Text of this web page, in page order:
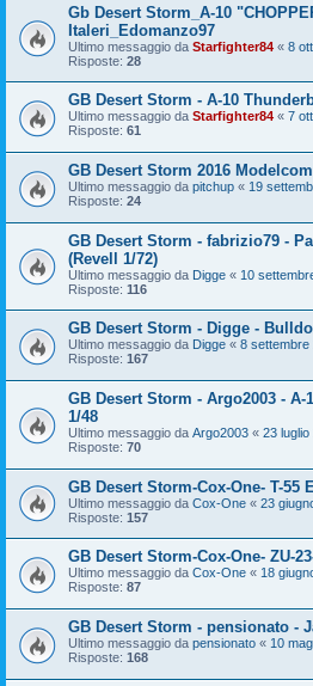
Gb Desert Storm_A-10
Italeri_Edomanzo97
Ultimo messaggio da Starfighter84 « 8
Risposte: 28
GB Desert Storm - A-10
Ultimo messaggio da Starfighter84 « 7
Risposte: 61
GB Desert Storm 2016
Ultimo messaggio da pitchup « 19
Risposte: 24
GB Desert Storm - fabrizio79 -
(Revell 1/72)
Ultimo messaggio da Digge « 10
Risposte: 116
GB Desert Storm - Digge -
Ultimo messaggio da Digge « 8 settembre
Risposte: 167
GB Desert Storm - Argo2003 -
1/48
Ultimo messaggio da Argo2003 « 23
Risposte: 70
GB Desert Storm-Cox-One- T-55
Ultimo messaggio da Cox-One « 23
Risposte: 157
GB Desert Storm-Cox-One- ZU-
Ultimo messaggio da Cox-One « 18
Risposte: 87
GB Desert Storm - pensionato -
Ultimo messaggio da pensionato « 10
Risposte: 168